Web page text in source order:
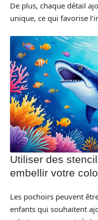
De plus, chaque détail
unique, ce qui favorise
Utiliser des
embellir votre
Les pochoirs peuvent
enfants qui souhaitent